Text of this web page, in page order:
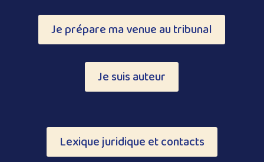
Je prépare ma venue au tribunal
Je suis auteur
Lexique juridique et contacts